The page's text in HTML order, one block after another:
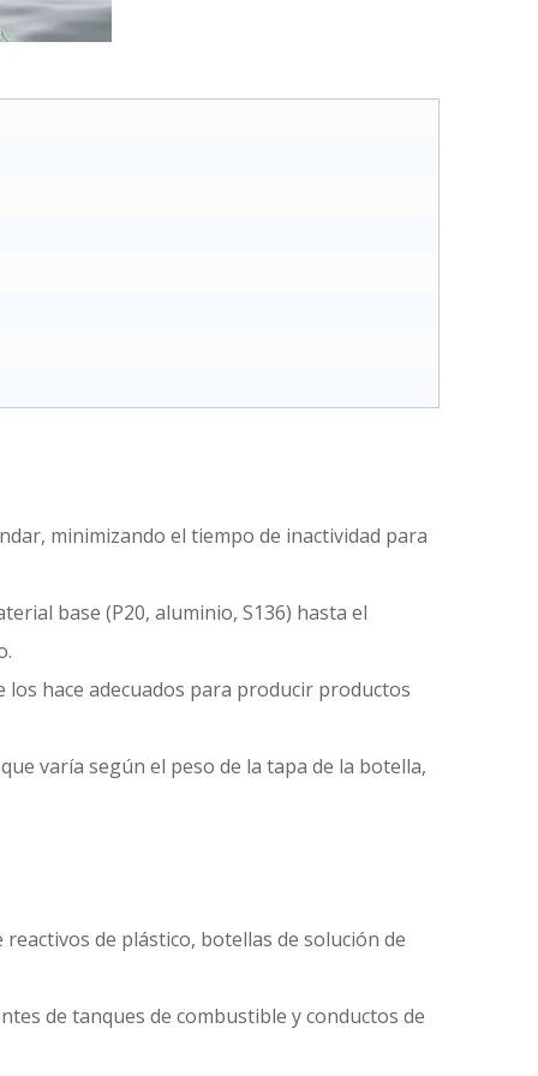
minimizando el tiempo de inactividad para
base (P20, aluminio, S136) hasta el
hace adecuados para producir productos
varía según el peso de la tapa de la botella,
de plástico, botellas de solución de
de tanques de combustible y conductos de